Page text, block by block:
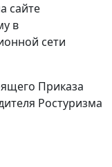
сайте
в
сети
Приказа
Ростуризма